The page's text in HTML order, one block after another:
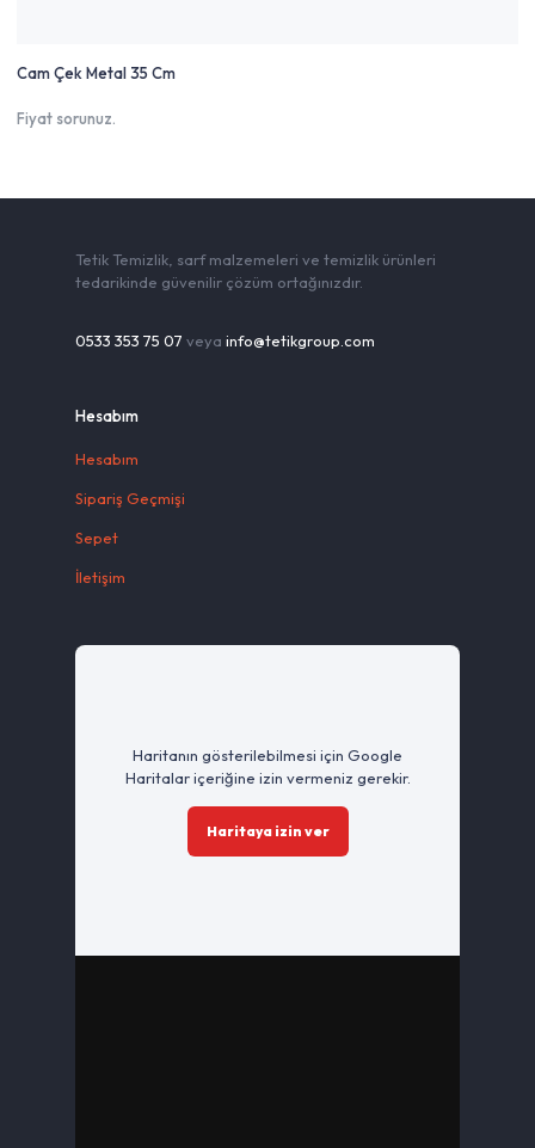
Cam Çek Metal 35 Cm
Fiyat sorunuz.
Tetik Temizlik, sarf malzemeleri ve temizlik ürünleri
tedarikinde güvenilir çözüm ortağınızdır.
0533 353 75 07 veya info@tetikgroup.com
Hesabım
Hesabım
Sipariş Geçmişi
Sepet
İletişim
Haritanın gösterilebilmesi için Google
Haritalar içeriğine izin vermeniz gerekir.
Haritaya izin ver